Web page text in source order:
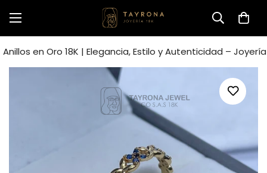
Anillos en Oro 18K | Elegancia, Estilo y Autenticidad –